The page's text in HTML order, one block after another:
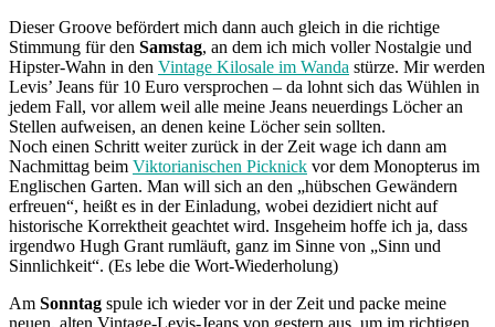
Dieser Groove befördert mich dann auch gleich in die richtige
Stimmung für den Samstag, an dem ich mich voller Nostalgie und
Hipster-Wahn in den Vintage Kilosale im Wanda stürze. Mir werden
Levis’ Jeans für 10 Euro versprochen – da lohnt sich das Wühlen in
jedem Fall, vor allem weil alle meine Jeans neuerdings Löcher an
Stellen aufweisen, an denen keine Löcher sein sollten.
Noch einen Schritt weiter zurück in der Zeit wage ich dann am
Nachmittag beim Viktorianischen Picknick vor dem Monopterus im
Englischen Garten. Man will sich an den „hübschen Gewändern
erfreuen“, heißt es in der Einladung, wobei dezidiert nicht auf
historische Korrektheit geachtet wird. Insgeheim hoffe ich ja, dass
irgendwo Hugh Grant rumläuft, ganz im Sinne von „Sinn und
Sinnlichkeit“. (Es lebe die Wort-Wiederholung)
Am Sonntag spule ich wieder vor in der Zeit und packe meine
neuen, alten Vintage-Levis-Jeans von gestern aus, um im richtigen